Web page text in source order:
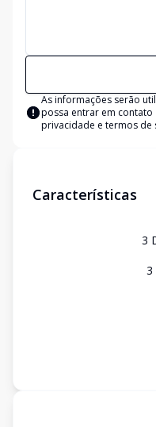
As informações serão
possa entrar em
privacidade e termos de
Características
3
3